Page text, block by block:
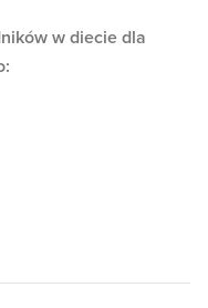
w diecie dla